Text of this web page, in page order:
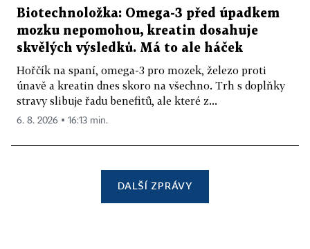
Biotechnoložka: Omega-3 před úpadkem
mozku nepomohou, kreatin dosahuje
skvělých výsledků. Má to ale háček
Hořčík na spaní, omega-3 pro mozek, železo proti
únavě a kreatin dnes skoro na všechno. Trh s doplňky
stravy slibuje řadu benefitů, ale které z...
6. 8. 2026 ▪ 16:13 min.
DALŠÍ ZPRÁVY